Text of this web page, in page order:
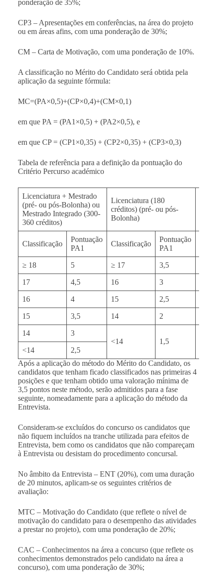
ponderação de 35%;
CP3 – Apresentações em conferências, na área do projeto
ou em áreas afins, com uma ponderação de 30%;
CM – Carta de Motivação, com uma ponderação de 10%.
A classificação no Mérito do Candidato será obtida pela
aplicação da seguinte fórmula:
MC=(PA×0,5)+(CP×0,4)+(CM×0,1)
em que PA = (PA1×0,5) + (PA2×0,5), e
em que CP = (CP1×0,35) + (CP2×0,35) + (CP3×0,3)
Tabela de referência para a definição da pontuação do
Critério Percurso académico
Licenciatura + Mestrado
(pré- ou pós-Bolonha) ou
Mestrado Integrado (300-
360 créditos)
Licenciatura (180
créditos) (pré- ou pós-
Bolonha)
Classificação
Pontuação
PA1
Classificação
Pontuação
PA1
≥ 18 5 ≥ 17 3,5
17 4,5 16 3
16 4 15 2,5
15 3,5 14 2
14
3
<14
1,5
<14
2,5
Após a aplicação do método do Mérito do Candidato, os
candidatos que tenham ficado classificados nas primeiras 4
posições e que tenham obtido uma valoração mínima de
3,5 pontos neste método, serão admitidos para a fase
seguinte, nomeadamente para a aplicação do método da
Entrevista.
Consideram-se excluídos do concurso os candidatos que
não fiquem incluídos na tranche utilizada para efeitos de
Entrevista, bem como os candidatos que não compareçam
à Entrevista ou desistam do procedimento concursal.
No âmbito da Entrevista – ENT (20%), com uma duração
de 20 minutos, aplicam-se os seguintes critérios de
avaliação:
MTC – Motivação do Candidato (que reflete o nível de
motivação do candidato para o desempenho das atividades
a prestar no projeto), com uma ponderação de 20%;
CAC – Conhecimentos na área a concurso (que reflete os
conhecimentos demonstrados pelo candidato na área a
concurso), com uma ponderação de 30%;